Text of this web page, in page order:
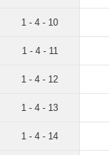
1 - 4 - 10
1 - 4 - 11
1 - 4 - 12
1 - 4 - 13
1 - 4 - 14